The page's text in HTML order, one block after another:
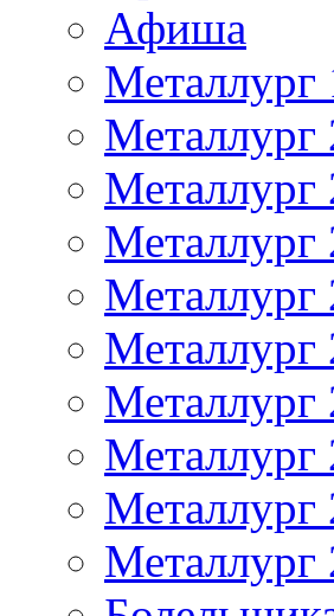
Афиша
Металлург
Металлург
Металлург
Металлург
Металлург
Металлург
Металлург
Металлург
Металлург
Металлург